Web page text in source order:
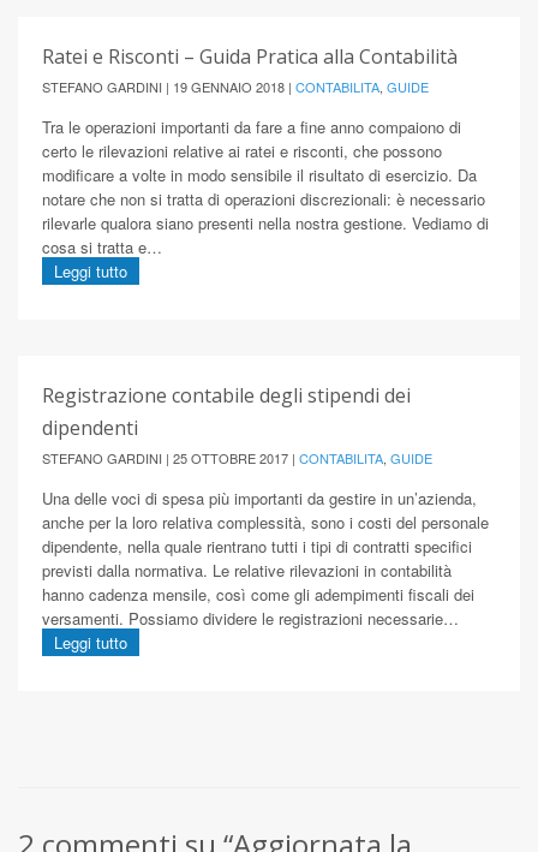
Ratei e Risconti – Guida Pratica alla Contabilità
STEFANO GARDINI | 19 GENNAIO 2018 | CONTABILITA, GUIDE
Tra le operazioni importanti da fare a fine anno compaiono di
certo le rilevazioni relative ai ratei e risconti, che possono
modificare a volte in modo sensibile il risultato di esercizio. Da
notare che non si tratta di operazioni discrezionali: è necessario
rilevarle qualora siano presenti nella nostra gestione. Vediamo di
cosa si tratta e…
Leggi tutto
Registrazione contabile degli stipendi dei
dipendenti
STEFANO GARDINI | 25 OTTOBRE 2017 | CONTABILITA, GUIDE
Una delle voci di spesa più importanti da gestire in un’azienda,
anche per la loro relativa complessità, sono i costi del personale
dipendente, nella quale rientrano tutti i tipi di contratti specifici
previsti dalla normativa. Le relative rilevazioni in contabilità
hanno cadenza mensile, così come gli adempimenti fiscali dei
versamenti. Possiamo dividere le registrazioni necessarie…
Leggi tutto